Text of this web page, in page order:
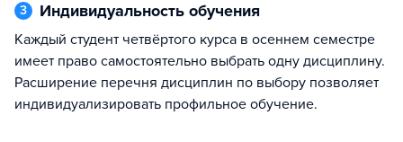
3 Индивидуальность обучения
Каждый студент четвёртого курса в осеннем семестре
имеет право самостоятельно выбрать одну дисциплину.
Расширение перечня дисциплин по выбору позволяет
индивидуализировать профильное обучение.